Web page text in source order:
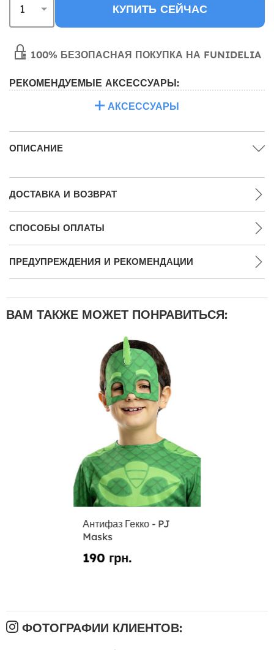
КУПИТЬ СЕЙЧАС
100% БЕЗОПАСНАЯ ПОКУПКА НА FUNIDELIA
РЕКОМЕНДУЕМЫЕ АКСЕССУАРЫ:
АКСЕССУАРЫ
ОПИСАНИЕ
ДОСТАВКА И ВОЗВРАТ
СПОСОБЫ ОПЛАТЫ
ПРЕДУПРЕЖДЕНИЯ И РЕКОМЕНДАЦИИ
ВАМ ТАКЖЕ МОЖЕТ ПОНРАВИТЬСЯ:
Антифаз Гекко - PJ
Masks
190 грн.
ФОТОГРАФИИ КЛИЕНТОВ: